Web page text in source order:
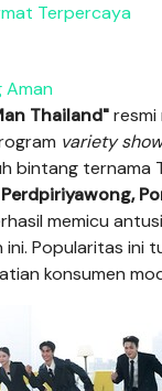
Terpercaya
Thailand"
variety show
bintang ternama
memicu
Popularitas ini
konsumen